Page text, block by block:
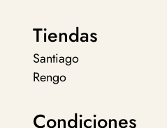
Tiendas
Santiago
Rengo
Condiciones